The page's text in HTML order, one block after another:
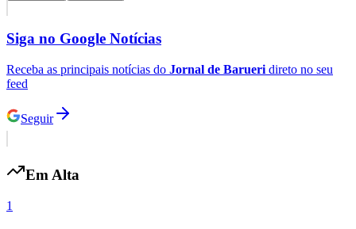
Siga no Google Notícias
Receba as principais notícias do Jornal de Barueri direto no seu
feed
Seguir
Em Alta
1